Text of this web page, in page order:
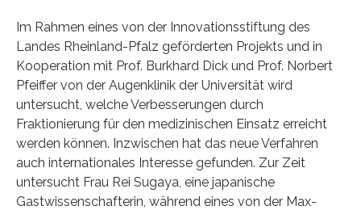
Im Rahmen eines von der Innovationsstiftung des
Landes Rheinland-Pfalz geförderten Projekts und in
Kooperation mit Prof. Burkhard Dick und Prof. Norbert
Pfeiffer von der Augenklinik der Universität wird
untersucht, welche Verbesserungen durch
Fraktionierung für den medizinischen Einsatz erreicht
werden können. Inzwischen hat das neue Verfahren
auch internationales Interesse gefunden. Zur Zeit
untersucht Frau Rei Sugaya, eine japanische
Gastwissenschafterin, während eines von der Max-